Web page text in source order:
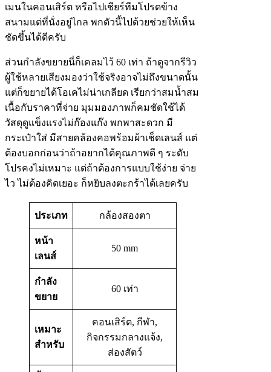
เมนในคอนเสิร์ต หรือไปเชียร์ทีมโปรดข้าง
สนามแต่ที่นั่งอยู่ไกล พกตัวนี้ไปด้วยช่วยให้เห็น
ชัดขึ้นได้ดีครับ
ส่วนกำลังขยายนี่ก็เคลมไว้ 60 เท่า ถ้าดูจากรีวิว
ผู้ใช้หลายเสียงมองว่าใช้จริงอาจไม่ถึงขนาดนั้น
แต่ก็ขยายได้โอเคไม่น่าเกลียด เรียกว่าสมน้ำสม
เนื้อกับราคาที่จ่าย มุมมองภาพก็คมชัดใช้ได้
วัสดุดูแข็งแรงไม่ก๊องแก๊ง พกพาสะดวก มี
กระเป๋าใส่ มีสายคล้องคอพร้อมผ้าเช็ดเลนส์ แต่
ต้องบอกก่อนว่าถ้าอยากได้คุณภาพดี ๆ ระดับ
โปรคงไม่เหมาะ แต่ถ้าต้องการแบบใช้ง่าย จ่าย
ไว ไม่ต้องคิดเยอะ ก็หยิบลงตะกร้าได้เลยครับ
ประเภท กล้องสองตา
หน้า
เลนส์
50 mm
กำลัง
ขยาย
60 เท่า
เหมาะ
สำหรับ
คอนเสิร์ต, กีฬา,
กิจกรรมกลางแจ้ง,
ส่องสัตว์